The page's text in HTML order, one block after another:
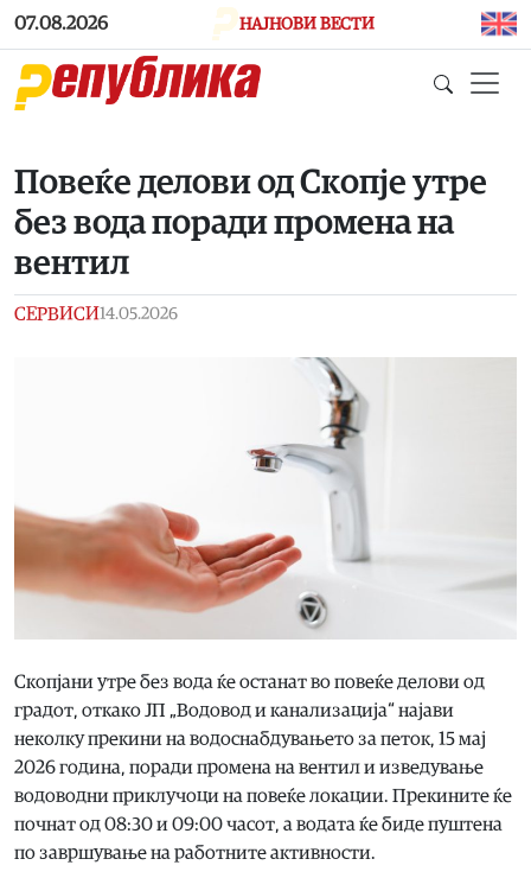
Skip to main content
07.08.2026 НАЈНОВИ ВЕСТИ
Повеќе делови од Скопје утре
без вода поради промена на
вентил
СЕРВИСИ14.05.2026
Скопјани утре без вода ќе останат во повеќе делови од
градот, откако ЈП „Водовод и канализација“ најави
неколку прекини на водоснабдувањето за петок, 15 мај
2026 година, поради промена на вентил и изведување
водоводни приклучоци на повеќе локации. Прекините ќе
почнат од 08:30 и 09:00 часот, а водата ќе биде пуштена
по завршување на работните активности.